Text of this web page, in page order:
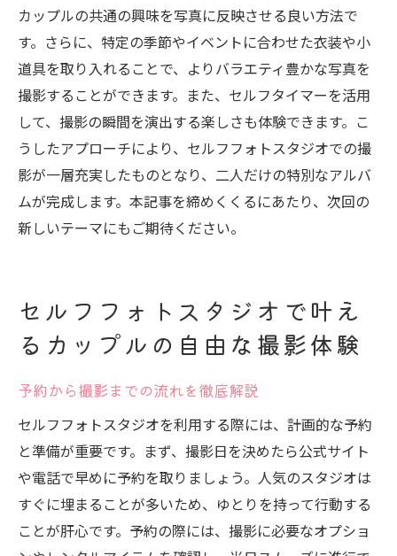
カップルの共通の興味を写真に反映させる良い方法で
す。さらに、特定の季節やイベントに合わせた衣装や小
道具を取り入れることで、よりバラエティ豊かな写真を
撮影することができます。また、セルフタイマーを活用
して、撮影の瞬間を演出する楽しさも体験できます。こ
うしたアプローチにより、セルフフォトスタジオでの撮
影が一層充実したものとなり、二人だけの特別なアルバ
ムが完成します。本記事を締めくくるにあたり、次回の
新しいテーマにもご期待ください。
セルフフォトスタジオで叶え
るカップルの自由な撮影体験
予約から撮影までの流れを徹底解説
セルフフォトスタジオを利用する際には、計画的な予約
と準備が重要です。まず、撮影日を決めたら公式サイト
や電話で早めに予約を取りましょう。人気のスタジオは
すぐに埋まることが多いため、ゆとりを持って行動する
ことが肝心です。予約の際には、撮影に必要なオプショ